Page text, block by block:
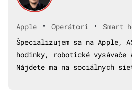
Apple • Operátori •
Smart
Špecializujem sa na Apple,
hodinky, robotické vysávače
Nájdete ma na sociálnych